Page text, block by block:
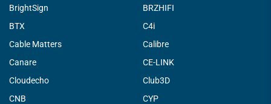
BrightSign
BRZHIFI
BTX
C4i
Cable Matters
Calibre
Canare
CE-LINK
Cloudecho
Club3D
CNB
CYP